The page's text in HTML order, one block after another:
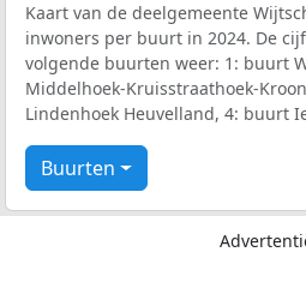
Kaart van de deelgemeente
inwoners per buurt in 2024. De
volgende buurten weer: 1: buurt
Middelhoek-Kruisstraathoek-
Lindenhoek Heuvelland, 4: buurt
Buurten